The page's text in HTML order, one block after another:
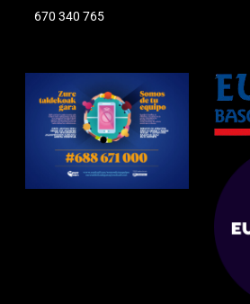
670 340 765